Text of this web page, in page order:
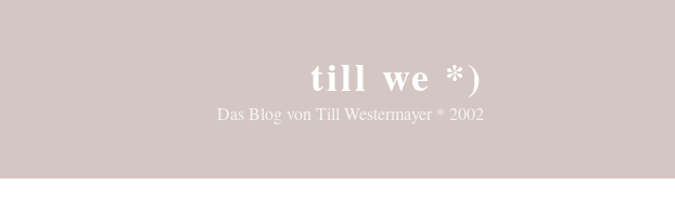
till we *)
Das Blog von Till Westermayer * 2002